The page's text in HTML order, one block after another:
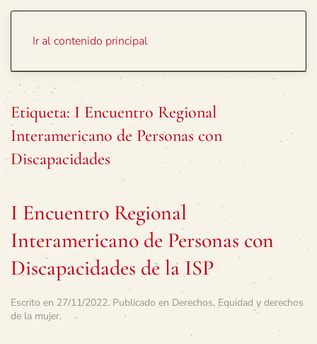
Ir al contenido principal
Etiqueta: I Encuentro Regional
Interamericano de Personas con
Discapacidades
I Encuentro Regional
Interamericano de Personas con
Discapacidades de la ISP
Escrito en 27/11/2022. Publicado en Derechos, Equidad y derechos
de la mujer.